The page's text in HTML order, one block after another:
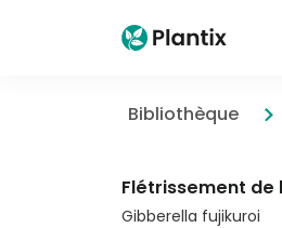
Bibliothèque
Flétrissement de
Gibberella fujikuroi